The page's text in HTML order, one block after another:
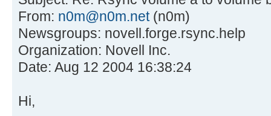
From: n0m@n0m.net(n0m)
Newsgroups: novell.forge.rsync.help
Organization: Novell Inc.
Date: Aug 12 2004 16:38:24
Hi,